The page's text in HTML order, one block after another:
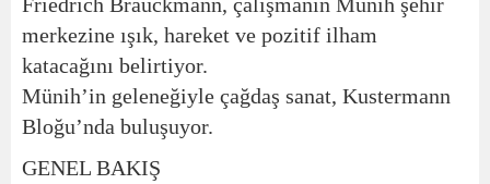
merkezine ışık, hareket ve pozitif ilham
katacağını belirtiyor.
Münih’in geleneğiyle çağdaş sanat, Kustermann
Bloğu’nda buluşuyor.
GENEL BAKIŞ